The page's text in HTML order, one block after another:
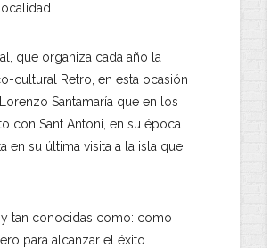
que organiza cada año la
cultural Retro, en esta ocasión
Santamaría que en los
con Sant Antoni, en su época
en su última visita a la isla que
y tan conocidas como: como
para alcanzar el éxito